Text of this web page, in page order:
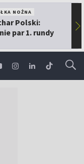
NOŻNA
Polski:
par 1. rundy
▶